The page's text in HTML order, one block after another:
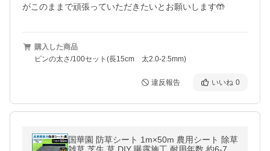
購入した商品
ピンの太さ/100セット(長15cm 太2.0-2.5mm)
違反報告 いいね 0
国華園 防草シート 1m×50m 農用シート 除草